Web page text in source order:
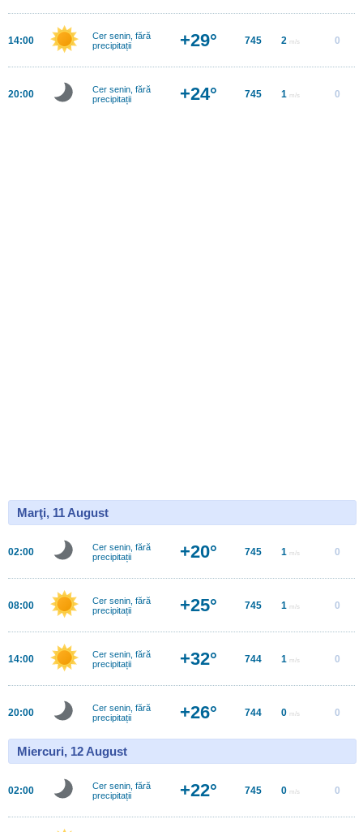
14:00
Cer senin, fără
precipitații
+29° 745 2 m/s 0
20:00
Cer senin, fără
precipitații
+24° 745 1 m/s 0
Marţi, 11 August
02:00
Cer senin, fără
precipitații
+20° 745 1 m/s 0
08:00
Cer senin, fără
precipitații
+25° 745 1 m/s 0
14:00
Cer senin, fără
precipitații
+32° 744 1 m/s 0
20:00
Cer senin, fără
precipitații
+26° 744 0 m/s 0
Miercuri, 12 August
02:00
Cer senin, fără
precipitații
+22° 745 0 m/s 0